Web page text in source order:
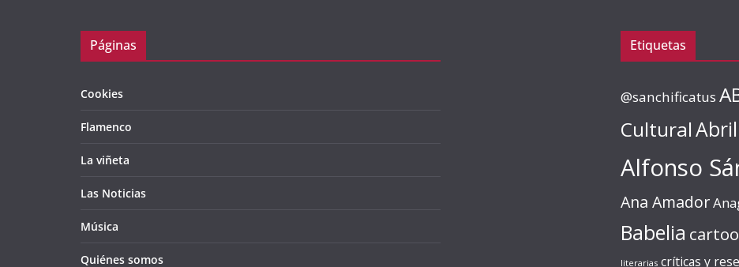
Páginas
Cookies
Flamenco
La viñeta
Las Noticias
Música
Quiénes somos
Etiquetas
@sanchificatus
CulturalAbril
Alfonso
Ana Amador
Babelia
literarias críticas y